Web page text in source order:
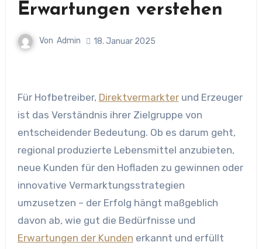
Erwartungen verstehen
Von Admin 18. Januar 2025
Für Hofbetreiber, Direktvermarkterund Erzeuger
ist das Verständnis ihrer Zielgruppe von
entscheidender Bedeutung. Ob es darum geht,
regional produzierte Lebensmittel anzubieten,
neue Kunden für den Hofladen zu gewinnen oder
innovative Vermarktungsstrategien
umzusetzen – der Erfolg hängt maßgeblich
davon ab, wie gut die Bedürfnisse und
Erwartungen der Kunden erkannt und erfüllt